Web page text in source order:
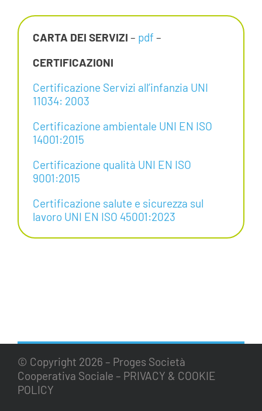
CARTA DEI SERVIZI – pdf –
CERTIFICAZIONI
Certificazione Servizi all’infanzia UNI
11034: 2003
Certificazione ambientale UNI EN ISO
14001:2015
Certificazione qualità UNI EN ISO
9001:2015
Certificazione salute e sicurezza sul
lavoro UNI EN ISO 45001:2023
© Copyright 2026 – Proges Società
Cooperativa Sociale – PRIVACY & COOKIE
POLICY